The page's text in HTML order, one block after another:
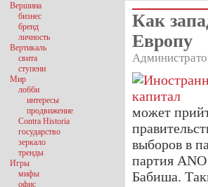
Как
Европу
может
выборов в
партия
Бабиша.
Вершина
бизнес
бренд
личность
Вертикаль
свита
ступени
Мир
лобби
интересы
продвижение
Contra Historia
государство
зеркало
тренды
Игры
мифы
офис